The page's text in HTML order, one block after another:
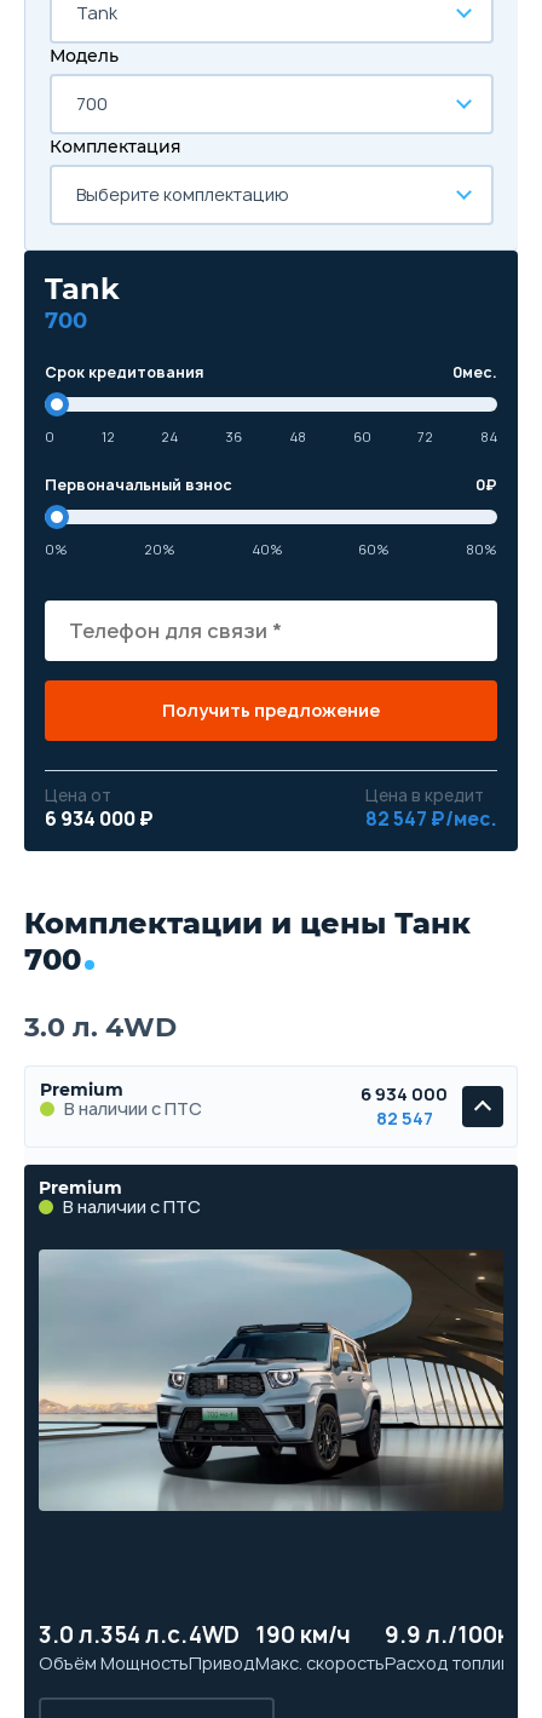
Tank
Модель
700
Комплектация
Выберите комплектацию
Tank
700
Срок кредитования 0мес.
0 12 24 36 48 60 72 84
Первоначальный взнос 0₽
0% 20% 40% 60% 80%
Получить предложение
Цена от
6 934 000 ₽
Цена в кредит
82 547 ₽/мес.
Комплектации и цены Танк
700
3.0 л. 4WD
Premium
В наличии с ПТС
6 934 000
82 547
Premium
В наличии с ПТС
3.0 л.
Объём
354 л.с.
Мощность
4WD
Привод
190 км/ч
Макс. скорость
9.9 л./100км
Расход топлива